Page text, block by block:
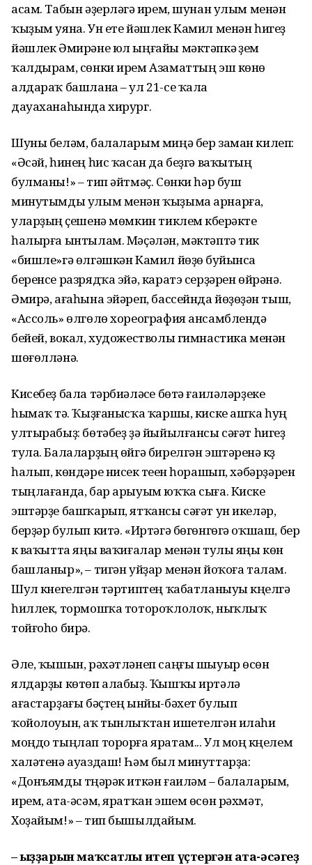
асам. Табын әҙерләүгә ирем, шунан улым менән
ҡыҙым уяна. Ун ете йәшлек Камил менән һигеҙ
йәшлек Әмирәне юл ыңғайы мәктәпкә үҙем
ҡалдырам, сөнки ирем Азаматтың эш көнө
алдараҡ башлана – ул 21-се ҡала
дауаханаһында хирург.
Шуны беләм, балаларым миңә бер заман килеп:
«Әсәй, һинең һис ҡасан да беҙгә ваҡытың
булманы!» – тип әйтмәҫ. Сөнки һәр буш
минутымды улым менән ҡыҙыма арнарға,
уларҙың үҫешенә мөмкин тиклем күберәкте
һалырға ынтылам. Мәҫәлән, мәктәптә тик
«бишле»гә өлгәшкән Камил йөҙөү буйынса
беренсе разрядҡа эйә, каратэ серҙәрен өйрәнә.
Әмирә, ағаһына эйәреп, бассейнда йөҙөүҙән тыш,
«Ассоль» өлгөлө хореография ансамблендә
бейей, вокал, художестволы гимнастика менән
шөғөлләнә.
Кисебеҙ бала тәрбиәләүсе бөтә ғаиләләрҙеке
һымаҡ үтә. Ҡыҙғанысҡа ҡаршы, киске ашҡа һуң
ултырабыҙ: бөтәбеҙ ҙә йыйылғансы сәғәт һигеҙ
тула. Балаларҙың өйгә бирелгән эштәренә күҙ
һалып, көндәре нисек үтеүен һорашып, хәбәрҙәрен
тыңлағанда, бар арыуым юҡҡа сыға. Киске
эштәрҙе башҡарып, ятҡансы сәғәт ун икеләр,
берҙәр булып китә. «Иртәгә бөгөнгөгә оҡшаш, бер
үк ваҡытта яңы ваҡиғалар менән тулы яңы көн
башланыр», – тигән уйҙар менән йоҡоға талам.
Шул күнегелгән тәртиптең ҡабатланыуы күңелгә
һиллек, тормошҡа тотороҡлолоҡ, ныҡлыҡ
тойғоһо бирә.
Әле, ҡышын, рәхәтләнеп саңғы шыуыр өсөн
ялдарҙы көтөп алабыҙ. Ҡышҡы иртәлә
ағастарҙағы бәҫтең ынйы-бәхет булып
ҡойолоуын, аҡ тынлыҡтан ишетелгән илаһи
моңдо тыңлап торорға яратам... Ул моң күңелем
халәтенә ауаздаш! Һәм был минуттарҙа:
«Донъямды түңәрәк иткән ғаиләм – балаларым,
ирем, ата-әсәм, яратҡан эшем өсөн рәхмәт,
Хоҙайым!» – тип бышылдайым.
– Ҡыҙҙарын маҡсатлы итеп үҫтергән ата-әсәгеҙ